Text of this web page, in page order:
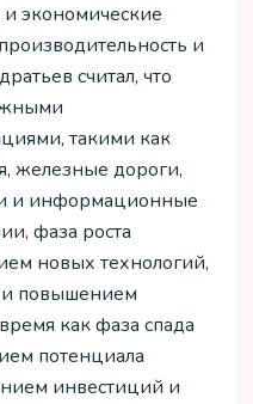
экономические
и
считал, что
такими как
железные дороги,
и информационные
фаза роста
новых технологий,
повышением
как фаза спада
потенциала
инвестиций и